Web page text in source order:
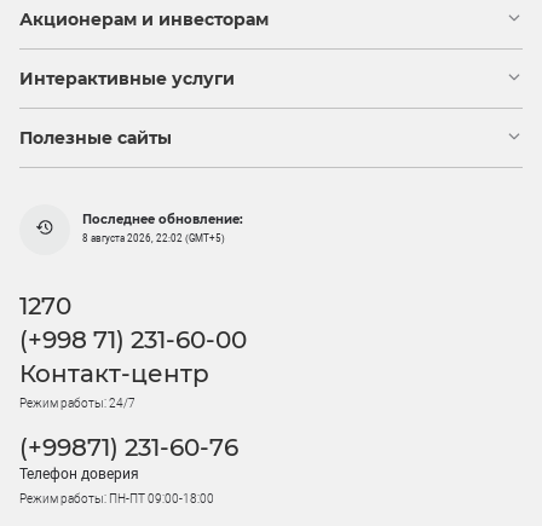
Акционерам и инвесторам
Интерактивные услуги
Полезные сайты
Последнее обновление:
8 августа 2026, 22:02 (GMT+5)
1270
(+998 71) 231-60-00
Контакт-центр
Режим работы: 24/7
(+99871) 231-60-76
Телефон доверия
Режим работы: ПН-ПТ 09:00-18:00